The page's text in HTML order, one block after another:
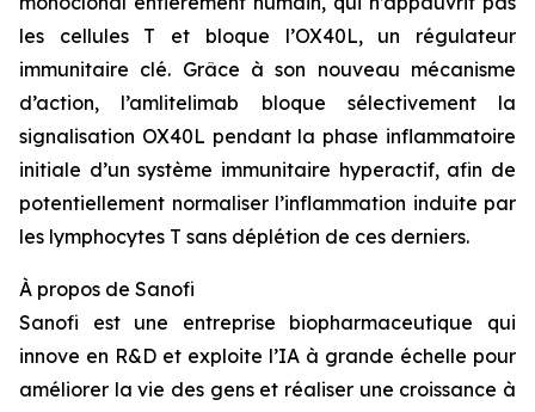
les cellules T et bloque l’OX40L, un régulateur
immunitaire clé. Grâce à son nouveau mécanisme
d’action, l’amlitelimab bloque sélectivement la
signalisation OX40L pendant la phase inflammatoire
initiale d’un système immunitaire hyperactif, afin de
potentiellement normaliser l’inflammation induite par
les lymphocytes T sans déplétion de ces derniers.
À propos de Sanofi
Sanofi est une entreprise biopharmaceutique qui
innove en R&D et exploite l’IA à grande échelle pour
améliorer la vie des gens et réaliser une croissance à